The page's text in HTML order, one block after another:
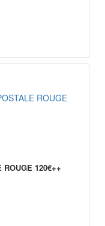
ROUGE 120€++